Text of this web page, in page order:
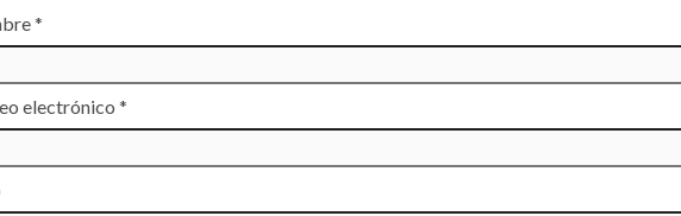
*
electrónico*